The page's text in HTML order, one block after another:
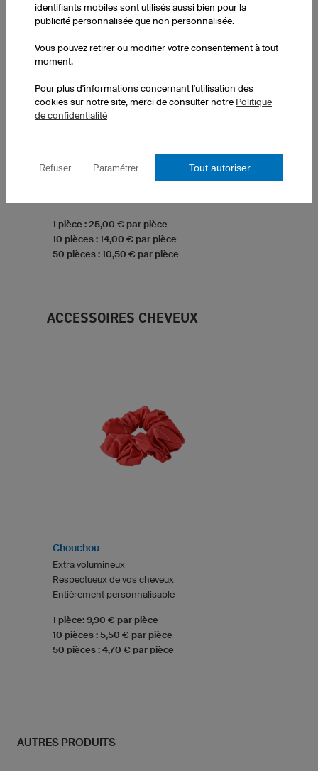
Matériau élastique FY-Tex
Respirant, retient la chaleur
Protège du vent et du froid
1 pièce : 25,00 € par pièce
10 pièces : 14,00 € par pièce
50 pièces : 10,50 € par pièce
ACCESSOIRES CHEVEUX
Chouchou
Extra volumineux
Respectueux de vos cheveux
Entièrement personnalisable
1 pièce: 9,90 € par pièce
10 pièces : 5,50 € par pièce
50 pièces : 4,70 € par pièce
AUTRES PRODUITS
identifiants mobiles sont utilisés aussi bien pour la
publicité personnalisée que non personnalisée.
Vous pouvez retirer ou modifier votre consentement à tout
moment.
Pour plus d'informations concernant l'utilisation des
cookies sur notre site, merci de consulter notre Politique
de confidentialité
Refuser Paramétrer Tout autoriser